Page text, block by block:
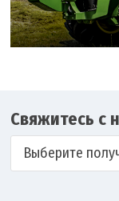
Свяжитесь с
Выберите